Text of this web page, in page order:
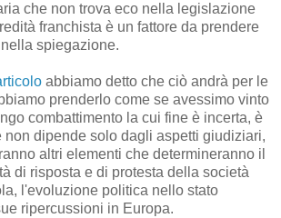
che non trova eco nella legislazione
franchista è un fattore da prendere
spiegazione.
abbiamo detto che ciò andrà per le
prenderlo come se avessimo vinto
combattimento la cui fine è incerta, è
non dipende solo dagli aspetti giudiziari,
altri elementi che determineranno il
di risposta e di protesta della società
l'evoluzione politica nello stato
ripercussioni in Europa.